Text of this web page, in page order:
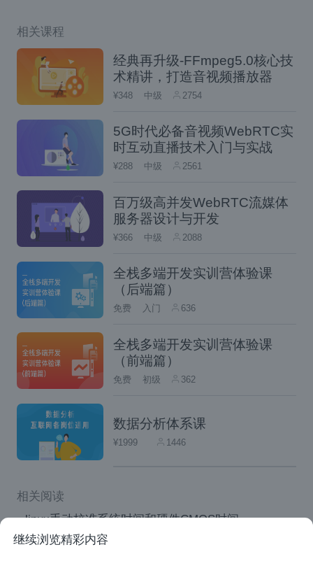
继续浏览精彩内容
对于上面这个例子我们作下说明：
我们实际应该展示的帧的顺序是 I, B, B, P
帧解码后的视频帧。
就按照第二行的样子存放的。为什么会这
样呢？这是由于我上面所讲的，P帧参考的
果 I帧和P帧没有解码的话，B帧是无法进
行解码的。基于此，为了解决这个问题就
出现了 PTS和DTS两个时间戳。
第三行是视频帧真正的解码顺序，先解 I
帧，然后是P帧，然后是第一个B帧，最后
是第二个B帧。
最终的展示顺序是 I帧解码后的视频帧，第
一个B帧解码后的视频帧，第二个B帧解码
后的视频帧，最后是P帧解码后的视频帖。
时间基
PTS时间戳转成以秒为单位的时间。那这里需
相关课程
经典再升级-FFmpeg5.0核心技
术精讲，打造音视频播放器
¥348 中级 2754
5G时代必备音视频WebRTC实
时互动直播技术入门与实战
¥288 中级 2561
百万级高并发WebRTC流媒体
服务器设计与开发
¥366 中级 2088
全栈多端开发实训营体验课
（后端篇）
免费 入门 636
全栈多端开发实训营体验课
（前端篇）
免费 初级 362
数据分析体系课
¥1999 1446
相关阅读
linux手动校准系统时间和硬件CMOS时间
Linux/Unix 桌面盛典：模仿 “黑客帝国” 界面！